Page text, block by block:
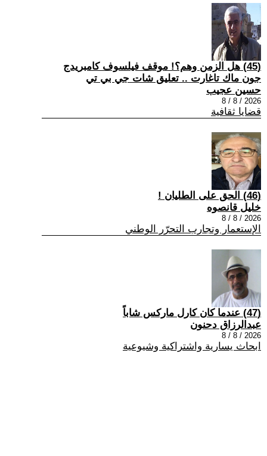
(45) هل الزمن وهم؟! موقف فيلسوف كامبريدج
جون ماك تاغارت .. تعليق شات جي بي تي
حسين عجيب
2026 / 8 / 8
قضايا ثقافية
(46) الحق على الطليان !
خليل قانصوه
2026 / 8 / 8
الإستعمار وتجارب التحرّر الوطني
(47) عندما كان كارل ماركس شاباً
عبدالرزاق دحنون
2026 / 8 / 8
ابحاث يسارية واشتراكية وشيوعية